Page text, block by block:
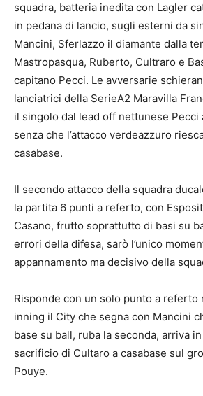
squadra, batteria inedita con Lagler
in pedana di lancio, sugli esterni da
Mancini, Sferlazzo il diamante dalla
Mastropasqua, Ruberto, Cultraro e
capitano Pecci. Le avversarie
lanciatrici della SerieA2 Maravilla
il singolo dal lead off nettunese Pecci
senza che l’attacco verdeazzuro
casabase.
Il secondo attacco della squadra
la partita 6 punti a referto, con
Casano, frutto soprattutto di basi su
errori della difesa, sarò l’unico
appannamento ma decisivo della
Risponde con un solo punto a referto
inning il City che segna con Mancini
base su ball, ruba la seconda, arriva
sacrificio di Cultaro a casabase sul
Pouye.